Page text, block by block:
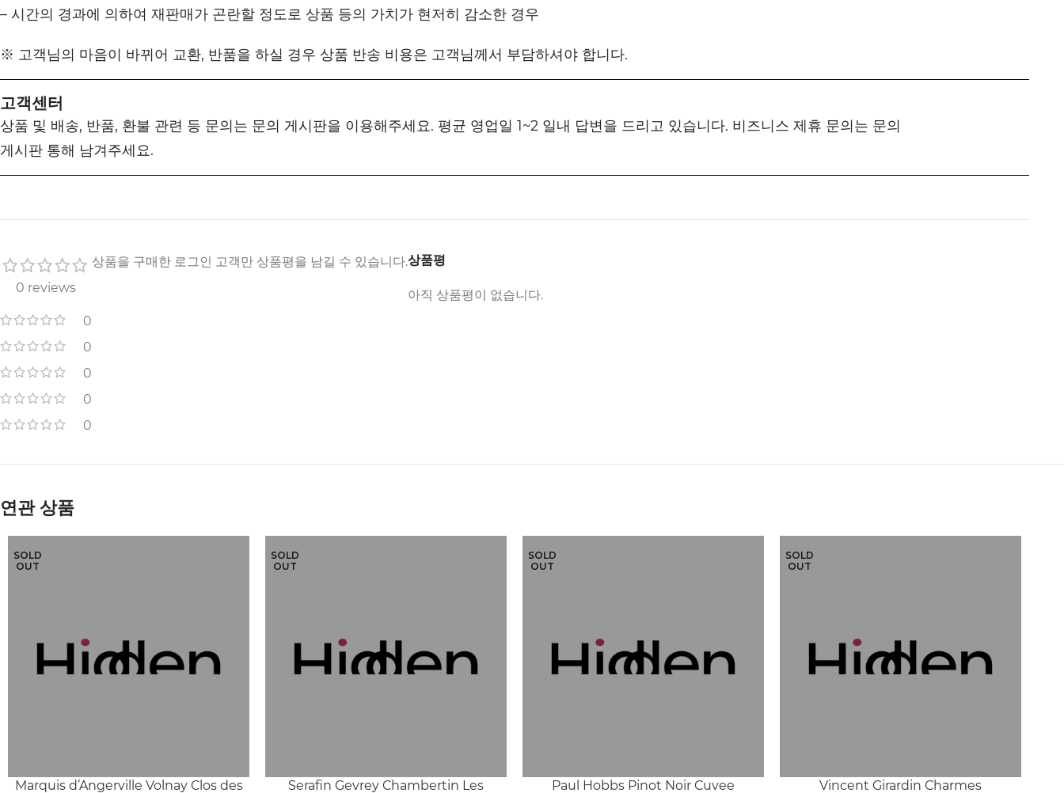
– 시간의 경과에 의하여 재판매가 곤란할 정도로 상품 등의 가치가 현저히 감소한 경우
※ 고객님의 마음이 바뀌어 교환, 반품을 하실 경우 상품 반송 비용은 고객님께서 부담하셔야 합니다.
고객센터
상품 및 배송, 반품, 환불 관련 등 문의는 문의 게시판을 이용해주세요. 평균 영업일 1~2 일내 답변을 드리고 있습니다. 비즈니스 제휴 문의는 문의
게시판 통해 남겨주세요.
0 reviews
0
0
0
0
0
상품평
아직 상품평이 없습니다.
상품을 구매한 로그인 고객만 상품평을 남길 수 있습니다.
연관 상품
SOLD
OUT
Marquis d’Angerville Volnay Clos des
SOLD
OUT
Serafin Gevrey Chambertin Les
SOLD
OUT
Paul Hobbs Pinot Noir Cuvee
SOLD
OUT
Vincent Girardin Charmes